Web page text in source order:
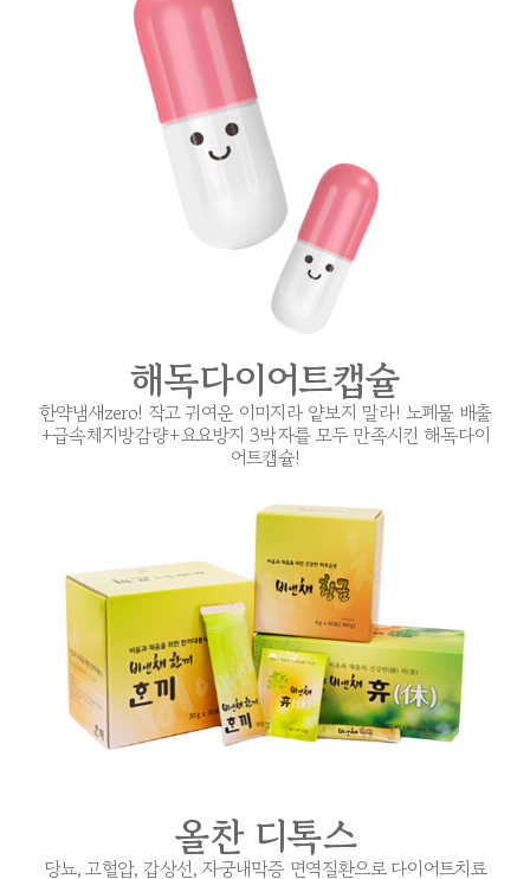
해독다이어트캡슐
한약냄새zero! 작고 귀여운 이미지라 얕보지 말라! 노폐물 배출
+급속체지방감량+요요방지 3박자를 모두 만족시킨 해독다이
어트캡슐!
올찬 디톡스
당뇨, 고혈압, 갑상선, 자궁내막증 면역질환으로 다이어트치료